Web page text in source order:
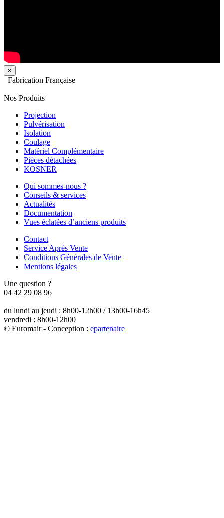
×
Fabrication Française
Nos Produits
Projection
Pulvérisation
Isolation
Coulage
Matériel Complémentaire
Pièces détachées
KOSNER
Qui sommes-nous ?
Conseils & services
Actualités
Documentation
Vues éclatées d’anciens produits
Contact
Service Après Vente
Conditions Générales de Vente
Mentions légales
Une question ?
04 42 29 08 96
du lundi au jeudi : 8h00-12h00 / 13h00-16h45
vendredi : 8h00-12h00
© Euromair - Conception : epartenaire